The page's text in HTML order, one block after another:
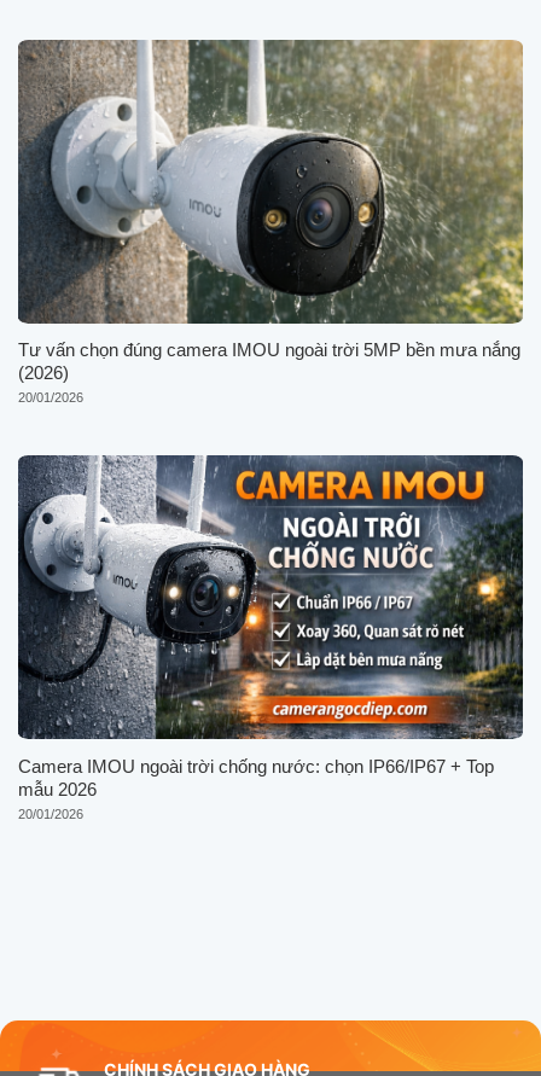
Tư vấn chọn đúng camera IMOU ngoài trời 5MP bền mưa nắng
(2026)
20/01/2026
Camera IMOU ngoài trời chống nước: chọn IP66/IP67 + Top
mẫu 2026
20/01/2026
CHÍNH SÁCH GIAO HÀNG